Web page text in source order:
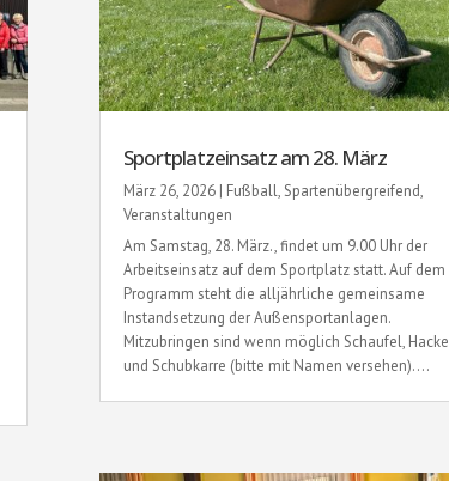
Sportplatzeinsatz am 28. März
März 26, 2026| Fußball,Spartenübergreifend,
Veranstaltungen
Am Samstag, 28. März., findet um 9.00 Uhr der
Arbeitseinsatz auf dem Sportplatz statt. Auf dem
Programm steht die alljährliche gemeinsame
Instandsetzung der Außensportanlagen.
Mitzubringen sind wenn möglich Schaufel, Hacke
und Schubkarre (bitte mit Namen versehen)....